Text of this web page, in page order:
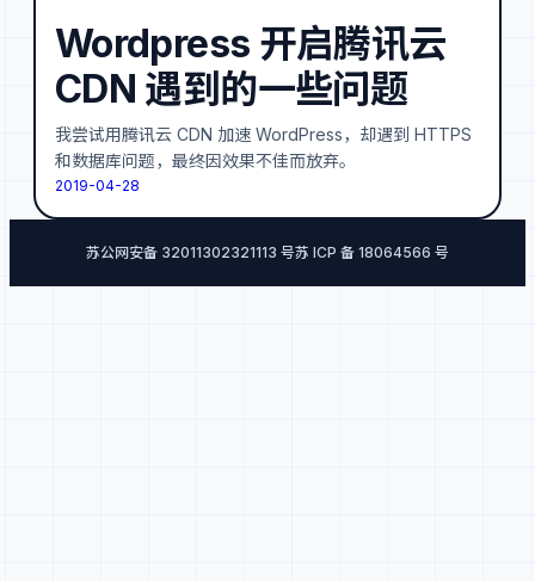
Wordpress 开启腾讯云
CDN 遇到的一些问题
我尝试用腾讯云 CDN 加速 WordPress，却遇到 HTTPS
和数据库问题，最终因效果不佳而放弃。
2019-04-28
苏公网安备 32011302321113 号苏 ICP 备 18064566 号